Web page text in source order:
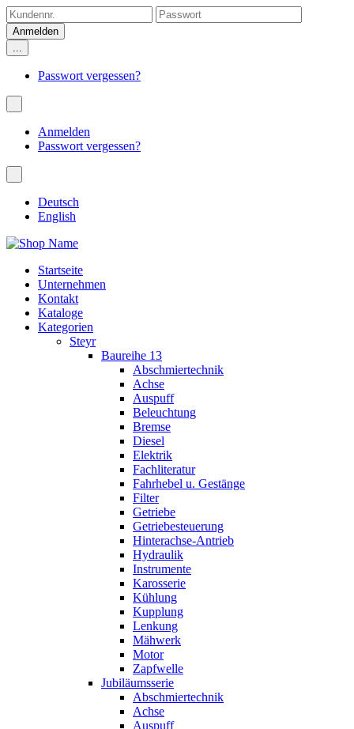
...
Passwort vergessen?
Anmelden
Passwort vergessen?
Deutsch
English
Startseite
Unternehmen
Kontakt
Kataloge
Kategorien
Steyr
Baureihe 13
Abschmiertechnik
Achse
Auspuff
Beleuchtung
Bremse
Diesel
Elektrik
Fachliteratur
Fahrhebel u. Gestänge
Filter
Getriebe
Getriebesteuerung
Hinterachse-Antrieb
Hydraulik
Instrumente
Karosserie
Kühlung
Kupplung
Lenkung
Mähwerk
Motor
Zapfwelle
Jubiläumsserie
Abschmiertechnik
Achse
Auspuff